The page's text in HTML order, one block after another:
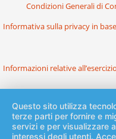
Condizioni Generali di
Informativa sulla privacy in
Informazioni relative
Questo sito utilizza
terze parti per fornire e
servizi e per visualizzare
interessi degli utenti.